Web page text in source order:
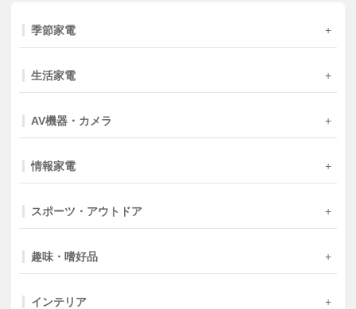
季節家電
生活家電
AV機器・カメラ
情報家電
スポーツ・アウトドア
趣味・嗜好品
インテリア